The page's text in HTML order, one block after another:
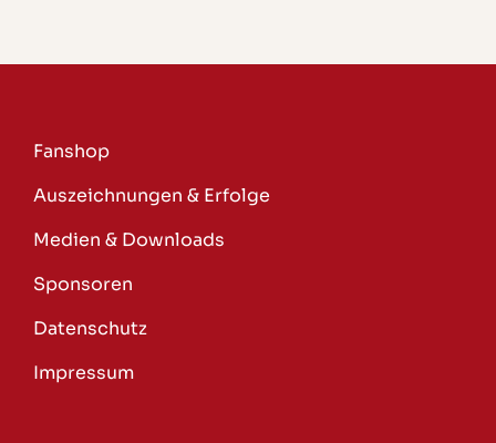
Fanshop
Auszeichnungen & Erfolge
Medien & Downloads
Sponsoren
Datenschutz
Impressum